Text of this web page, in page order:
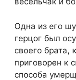
Одна из его
герцог был
своего брата,
приговорен к
способа